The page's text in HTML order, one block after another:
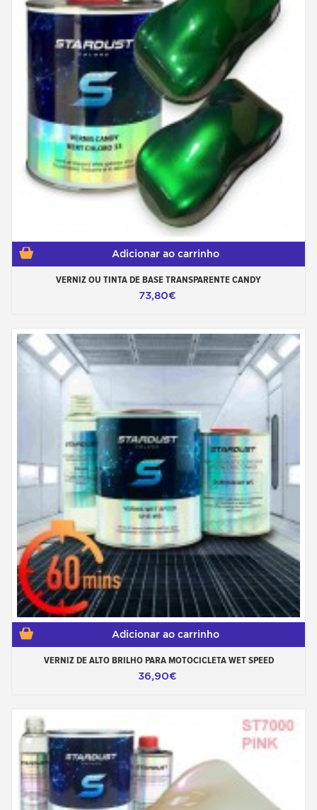
Adicionar ao carrinho
VERNIZ OU TINTA DE BASE TRANSPARENTE CANDY
73,80€
Adicionar ao carrinho
VERNIZ DE ALTO BRILHO PARA MOTOCICLETA WET SPEED
36,90€